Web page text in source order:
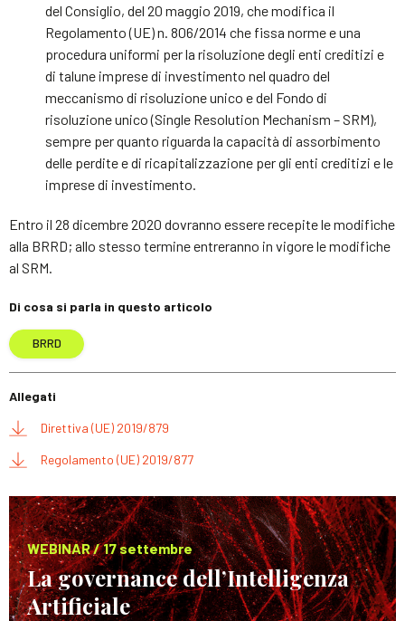
del Consiglio, del 20 maggio 2019, che modifica il
Regolamento (UE) n. 806/2014 che fissa norme e una
procedura uniformi per la risoluzione degli enti creditizi e
di talune imprese di investimento nel quadro del
meccanismo di risoluzione unico e del Fondo di
risoluzione unico (Single Resolution Mechanism – SRM),
sempre per quanto riguarda la capacità di assorbimento
delle perdite e di ricapitalizzazione per gli enti creditizi e le
imprese di investimento.
Entro il 28 dicembre 2020 dovranno essere recepite le modifiche
alla BRRD; allo stesso termine entreranno in vigore le modifiche
al SRM.
Di cosa si parla in questo articolo
BRRD
Allegati
Direttiva (UE) 2019/879
Regolamento (UE) 2019/877
WEBINAR / 17 settembre
La governance dell’Intelligenza
Artificiale